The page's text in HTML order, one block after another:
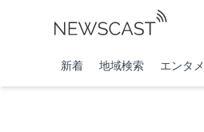
新着 地域検索 エンタメ